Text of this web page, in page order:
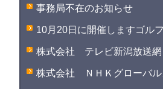
事務局不在のお知らせ
10月20日に開催しますゴル
株式会社 テレビ新潟放送網
株式会社 ＮＨＫグローバル